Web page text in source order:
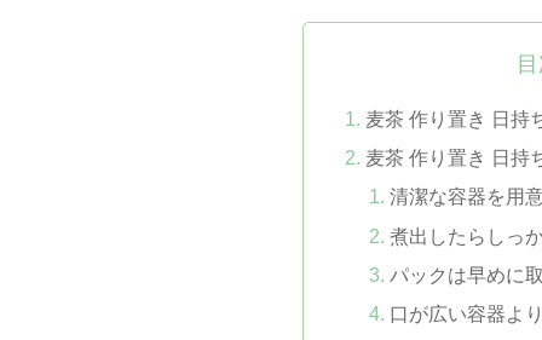
麦茶 作り置き 日持
麦茶 作り置き 日持
清潔な容器を用
煮出したらしっ
パックは早めに
口が広い容器よ